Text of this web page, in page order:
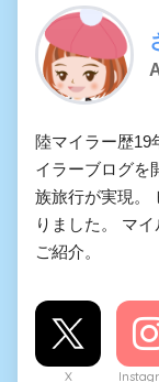
陸マイラー歴19
イラーブログを
族旅行が実現。
りました。 マ
ご紹介。
X